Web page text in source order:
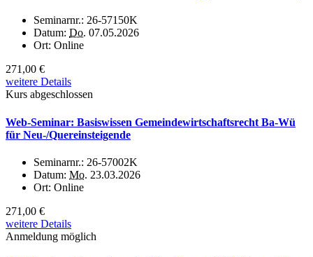
Seminarnr.: 26-57150K
Datum: Do. 07.05.2026
Ort: Online
271,00 €
weitere Details
Kurs abgeschlossen
Web-Seminar: Basiswissen Gemeindewirtschaftsrecht Ba-Wü
für Neu-/Quereinsteigende
Seminarnr.: 26-57002K
Datum: Mo. 23.03.2026
Ort: Online
271,00 €
weitere Details
Anmeldung möglich